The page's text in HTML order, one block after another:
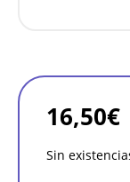
16,50€
Sin